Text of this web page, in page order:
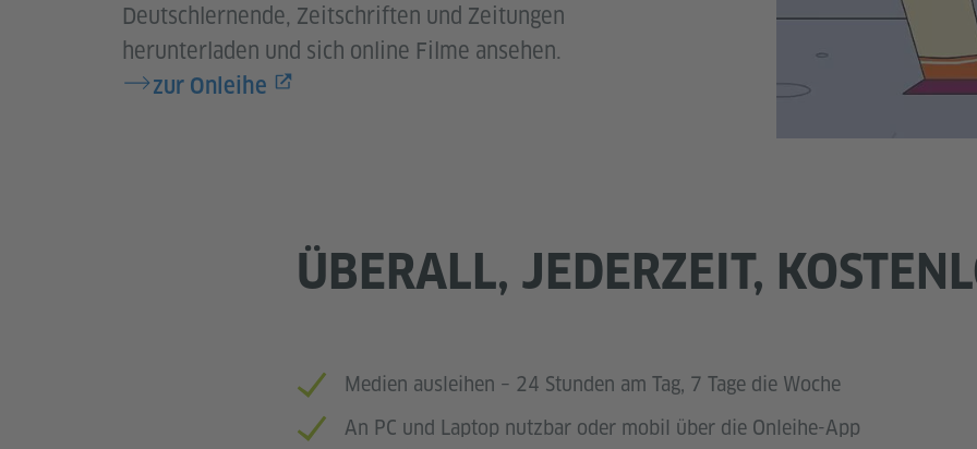
Deutschlernende, Zeitschriften und Zeitungen
herunterladen und sich online Filme ansehen.
zur Onleihe
ÜBERALL, JEDERZEIT,
Medien ausleihen – 24 Stunden am Tag, 7 Tage die Woche
An PC und Laptop nutzbar oder mobil über die Onleihe-App